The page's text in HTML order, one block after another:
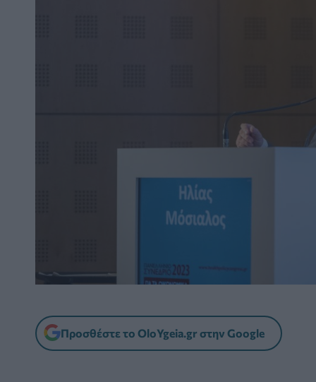
Προσθέστε το OloYgeia.gr στην Google